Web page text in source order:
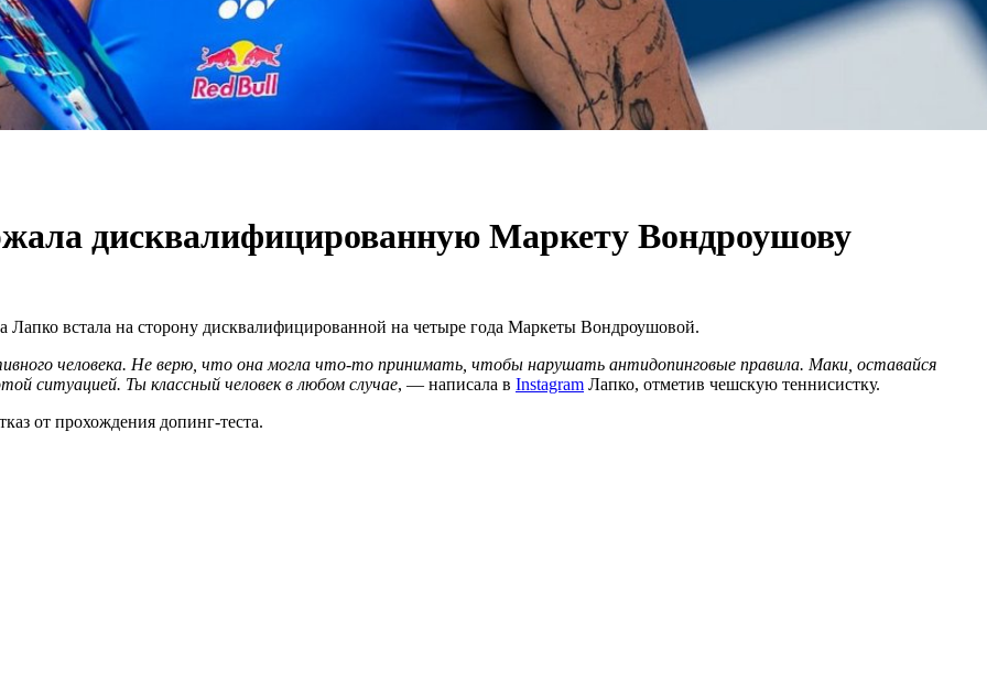
дисквалифицированную Маркету Вондроушову
Лапко встала на сторону дисквалифицированной на четыре года Маркеты Вондроушовой.
человека. Не верю, что она могла что-то принимать, чтобы нарушать антидопинговые правила. Маки, оставайся
ситуацией. Ты классный человек в любом случае, — написала в Instagram Лапко, отметив чешскую теннисистку.
от прохождения допинг-теста.